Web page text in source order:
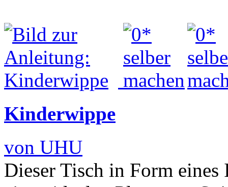
Kinderwippe
von UHU
Dieser Tisch in Form